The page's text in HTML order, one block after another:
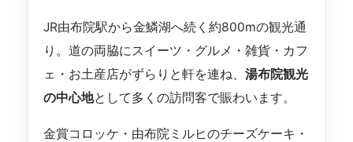
JR由布院駅から金鱗湖へ続く約800mの観光通
り。道の両脇にスイーツ・グルメ・雑貨・カフ
ェ・お土産店がずらりと軒を連ね、 湯布院観光
の中心地として多くの訪問客で賑わいます。
金賞コロッケ・由布院ミルヒのチーズケーキ・